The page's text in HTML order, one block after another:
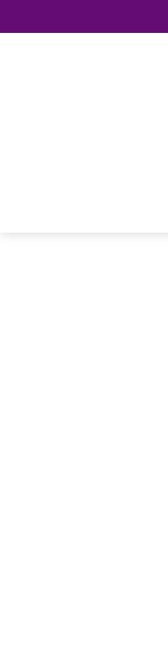
to